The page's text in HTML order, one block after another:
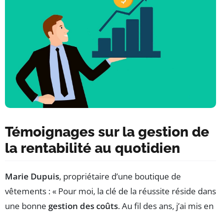
Témoignages sur la gestion de
la rentabilité au quotidien
Marie Dupuis, propriétaire d’une boutique de
vêtements : « Pour moi, la clé de la réussite réside dans
une bonne gestion des coûts. Au fil des ans, j’ai mis en